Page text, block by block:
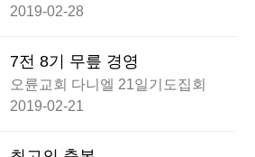
2019-02-28
7전 8기 무릎 경영
오륜교회 다니엘 21일기도집회
2019-02-21